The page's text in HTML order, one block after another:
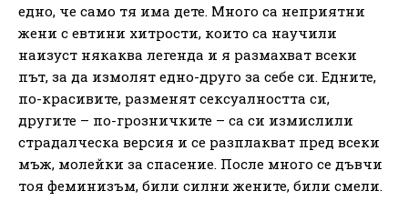
едно, че само тя има дете. Много са неприятни
жени с евтини хитрости, които са научили
наизуст някаква легенда и я размахват всеки
път, за да измолят едно-друго за себе си. Едните,
по-красивите, разменят сексуалността си,
другите – по-грозничките – са си измислили
страдалческа версия и се разплакват пред всеки
мъж, молейки за спасение. После много се дъвчи
тоя феминизъм, били силни жените, били смели.